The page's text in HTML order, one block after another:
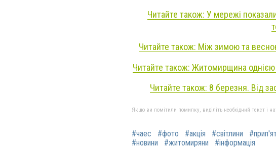
Читайте також: У мережі
Читайте також: Між зимою та
Читайте також: Житомирщина
Читайте також: 8 березня. Від
Якщо ви помітили помилку, виділіть необхідний текст і
#чаес #фото #акція #світлини
#новини
#житомиряни #інформація